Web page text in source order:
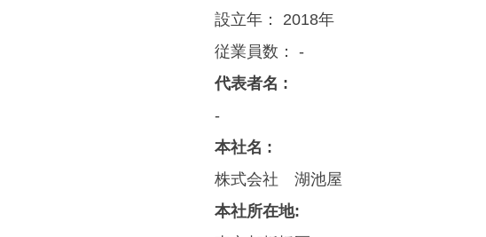
設立年： 2018年
従業員数： -
代表者名 :
-
本社名 :
株式会社 湖池屋
本社所在地: